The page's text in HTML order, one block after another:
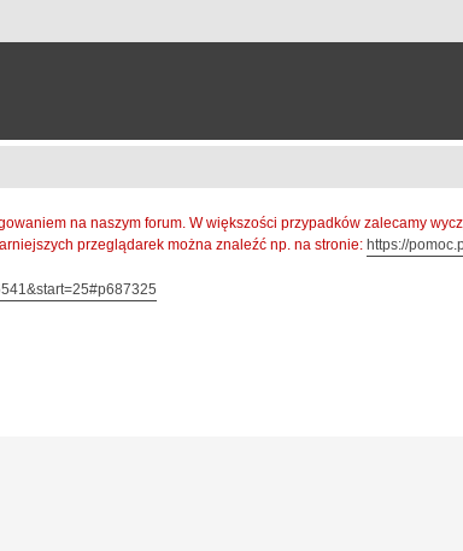
na naszym forum. W większości przypadków zalecamy
przeglądarek można znaleźć np. na stronie: https://